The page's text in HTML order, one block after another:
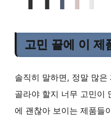
고민 끝에 이 제
솔직히 말하면, 정말 많은
골라야 할지 너무 고민이
에 괜찮아 보이는 제품들